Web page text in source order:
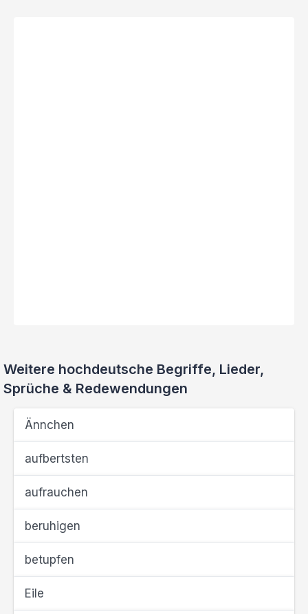
Weitere hochdeutsche Begriffe, Lieder,
Sprüche & Redewendungen
Ännchen
aufbertsten
aufrauchen
beruhigen
betupfen
Eile